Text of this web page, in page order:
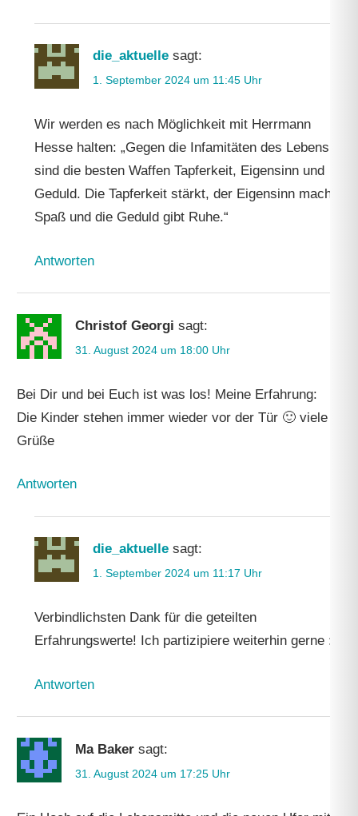
die_aktuelle sagt:
1. September 2024 um 11:45 Uhr
Wir werden es nach Möglichkeit mit Herrmann
Hesse halten: „Gegen die Infamitäten des Lebens
sind die besten Waffen Tapferkeit, Eigensinn und
Geduld. Die Tapferkeit stärkt, der Eigensinn macht
Spaß und die Geduld gibt Ruhe.“
Antworten
Christof Georgi sagt:
31. August 2024 um 18:00 Uhr
Bei Dir und bei Euch ist was los! Meine Erfahrung:
Die Kinder stehen immer wieder vor der Tür 🙂 viele
Grüße
Antworten
die_aktuelle sagt:
1. September 2024 um 11:17 Uhr
Verbindlichsten Dank für die geteilten
Erfahrungswerte! Ich partizipiere weiterhin gerne :).
Antworten
Ma Baker sagt:
31. August 2024 um 17:25 Uhr